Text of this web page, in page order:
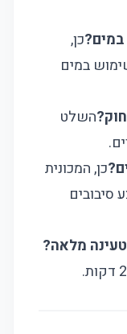
כן,
במים
השלט
כן, המכונית
ולבצע סיבובים
מלאה?